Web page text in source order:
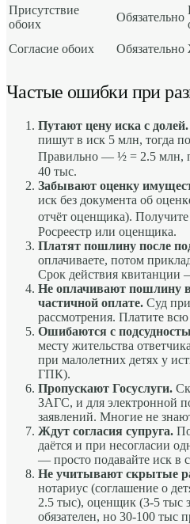
Присутствие
обоих
Обязательно
Согласие обоих
Обязательно
Частые ошибки при
Путают цену иска с долей.
пишут в иск 5 млн, тогда
Правильно — ½ = 2.5 млн,
40 тыс.
Забывают оценку
иск без документа об
отчёт оценщика).
Росреестр или оценщика.
Платят пошлину после
оплачиваете, потом
Срок действия квитанции
Не оплачивают пошлину
частичной оплате. Суд
рассмотрения. Платите всю
Ошибаются с
месту жительства
при малолетних детях у
ГПК).
Пропускают Госуслуги.
ЗАГС, и для электронной
заявлений. Многие не
Ждут согласия супруга.
даётся и при несогласии
— просто подавайте иск в
Не учитывают скрытые
нотариус (соглашение о
2.5 тыс), оценщик (3-5 тыс
обязателен, но 30-100 тыс